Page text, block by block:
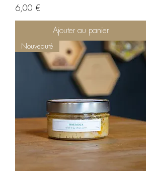
Prix
6,00 €
Ajouter au panier
Nouveauté